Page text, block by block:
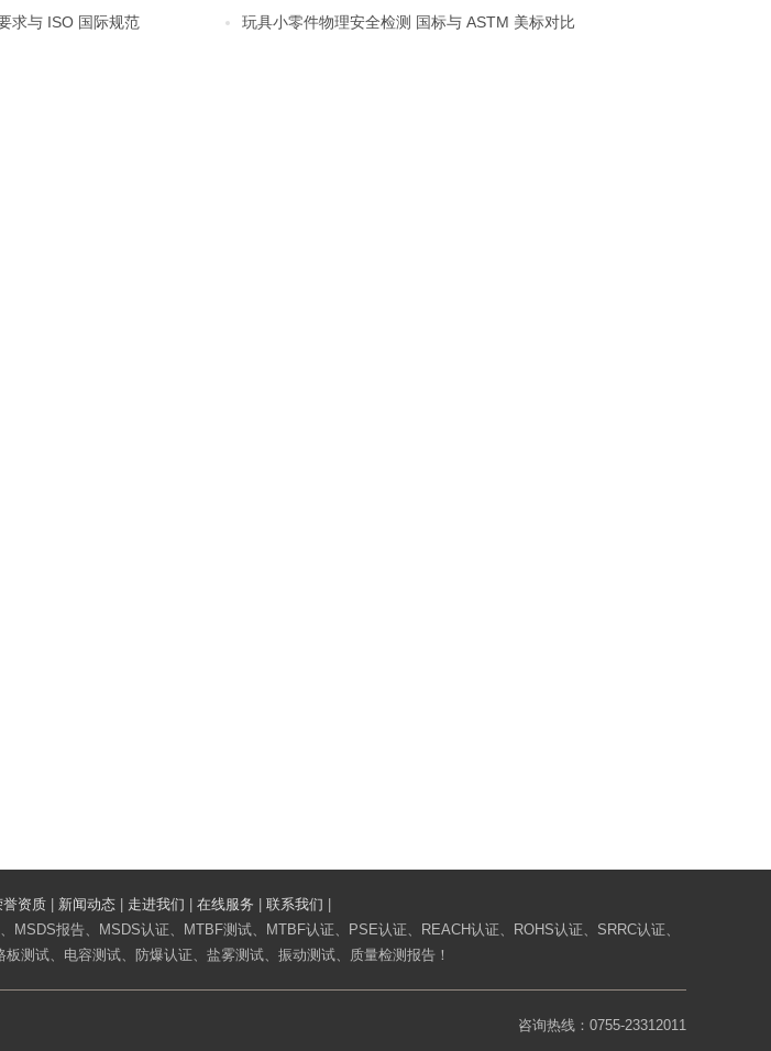
求与 ISO 国际规范
玩具小零件物理安全检测 国标与 ASTM 美标对比
誉资质 新闻动态 走进我们 在线服务 联系我们
报告、MSDS认证、MTBF测试、MTBF认证、PSE认证、REACH认证、ROHS认证、SRRC认证、
测试、电容测试、防爆认证、盐雾测试、振动测试、质量检测报告！
咨询热线：0755-23312011